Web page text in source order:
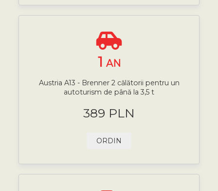
1 AN
Austria A13 - Brenner 2 călătorii pentru un
autoturism de până la 3,5 t
389 PLN
ORDIN